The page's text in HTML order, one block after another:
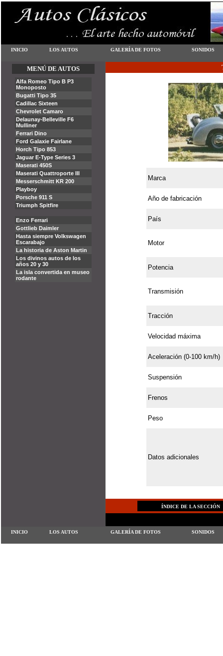
Marca
Año de fabricación
País
Motor
Potencia
Transmisión
Tracción
Velocidad máxima
Aceleración (0-100 km/h)
Suspensión
Frenos
Peso
Datos adicionales
ÍNDICE DE LA SECCIÓN